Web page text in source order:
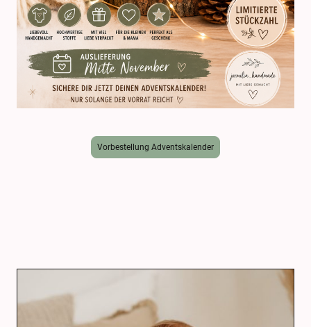
Vorbestellung Adventskalender